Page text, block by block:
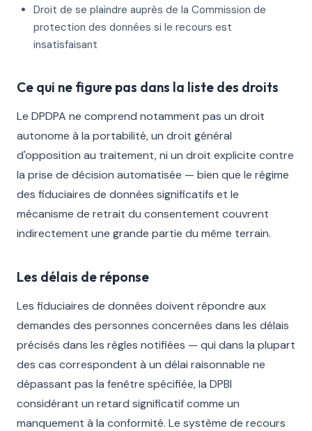
Droit de se plaindre auprès de la Commission de
protection des données si le recours est
insatisfaisant
Ce qui ne figure pas dans la liste des droits
Le DPDPA ne comprend notamment pas un droit
autonome à la portabilité, un droit général
d'opposition au traitement, ni un droit explicite contre
la prise de décision automatisée — bien que le régime
des fiduciaires de données significatifs et le
mécanisme de retrait du consentement couvrent
indirectement une grande partie du même terrain.
Les délais de réponse
Les fiduciaires de données doivent répondre aux
demandes des personnes concernées dans les délais
précisés dans les règles notifiées — qui dans la plupart
des cas correspondent à un délai raisonnable ne
dépassant pas la fenêtre spécifiée, la DPBI
considérant un retard significatif comme un
manquement à la conformité. Le système de recours